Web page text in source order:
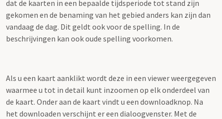
dat de kaarten in een bepaalde tijdsperiode tot stand zijn
gekomen en de benaming van het gebied anders kan zijn dan
vandaag de dag. Dit geldt ook voor de spelling. In de
beschrijvingen kan ook oude spelling voorkomen.
Als u een kaart aanklikt wordt deze in een viewer weergegeven
waarmee u tot in detail kunt inzoomen op elk onderdeel van
de kaart. Onder aan de kaart vindt u een downloadknop. Na
het downloaden verschijnt er een dialoogvenster. Met de